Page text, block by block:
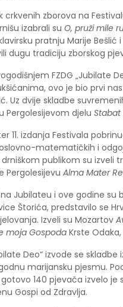
zborova na
izabrali su O, pruži mile
pratnju Marije
dugu tradiciju zborskog
FZDG „Jubilate
ovo je bio prvi
Uz dvije skladbe
Pergolesijevom djelu
11. izdanja Festivala
matematičkih i
publikom su izveli
Pergolesijevu Alma Mater
Jubilateu i ove godine su
Štorića, predstavilo se
Izveli su Mozartov
moja GospodaKrste
Deo“ izvode se
marijansku pjesmu.
gotovo 140 pjevača izvelo
Gospi od Zdravlja.